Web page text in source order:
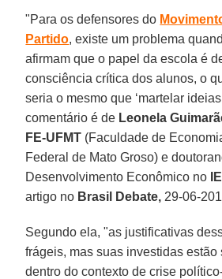
"Para os defensores do
Partido, existe um problema
afirmam que o papel da escola é
consciência crítica dos alunos, o
seria o mesmo que ‘martelar
comentário é de Leonela
FE-UFMT (Faculdade de
Federal de Mato Groso) e
Desenvolvimento Econômico no
artigo no Brasil Debate, 29-06-
Segundo ela, "as justificativas
frágeis, mas suas investidas
dentro do contexto de crise